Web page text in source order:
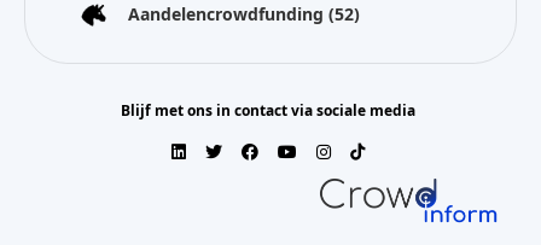
Aandelencrowdfunding (52)
Blijf met ons in contact via sociale media